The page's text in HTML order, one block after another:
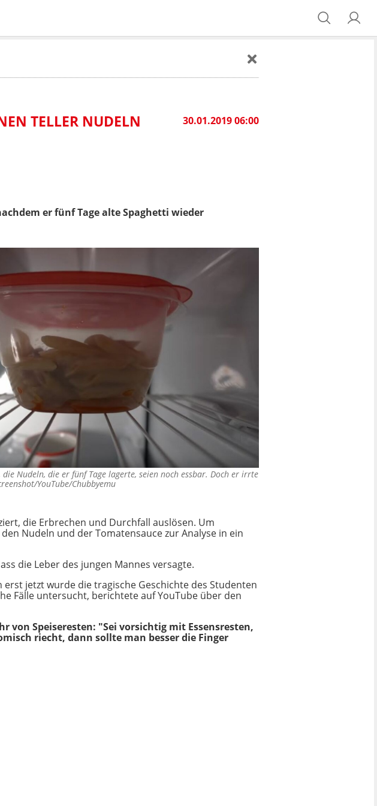
30.01.2019 06:00
TELLER NUDELN
er fünf Tage alte Spaghetti wieder
die Nudeln, die er fünf Tage lagerte, seien noch essbar. Doch er irrte
YouTube/Chubbyemu
die Erbrechen und Durchfall auslösen. Um
Nudeln und der Tomatensauce zur Analyse in ein
die Leber des jungen Mannes versagte.
jetzt wurde die tragische Geschichte des Studenten
Fälle untersucht, berichtete auf YouTube über den
von Speiseresten: "Sei vorsichtig mit Essensresten,
riecht, dann sollte man besser die Finger